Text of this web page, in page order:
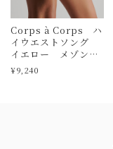
Corps à Corps ハ
イウエストソング
イエロー メゾンク
ローズ
¥9,240